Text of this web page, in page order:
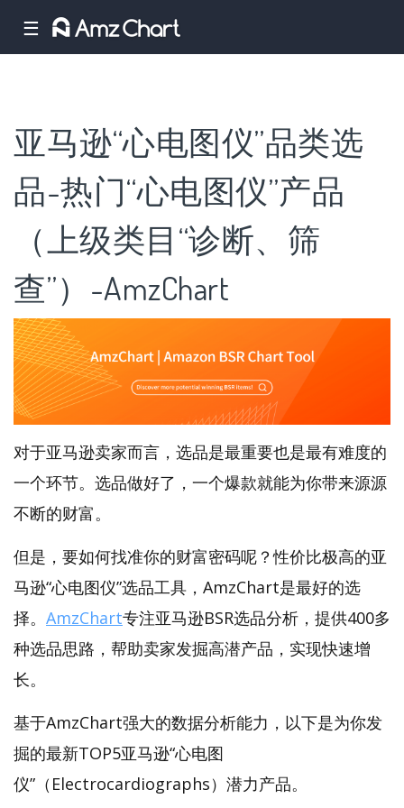
☰
亚马逊“心电图仪”品类选
品-热门“心电图仪”产品
（上级类目“诊断、筛
查”）-AmzChart
对于亚马逊卖家而言，选品是最重要也是最有难度的
一个环节。选品做好了，一个爆款就能为你带来源源
不断的财富。
但是，要如何找准你的财富密码呢？性价比极高的亚
马逊“心电图仪”选品工具，AmzChart是最好的选
择。 AmzChart专注亚马逊BSR选品分析，提供400多
种选品思路，帮助卖家发掘高潜产品，实现快速增
长。
基于AmzChart强大的数据分析能力，以下是为你发
掘的最新TOP5亚马逊“心电图
仪”（Electrocardiographs）潜力产品。